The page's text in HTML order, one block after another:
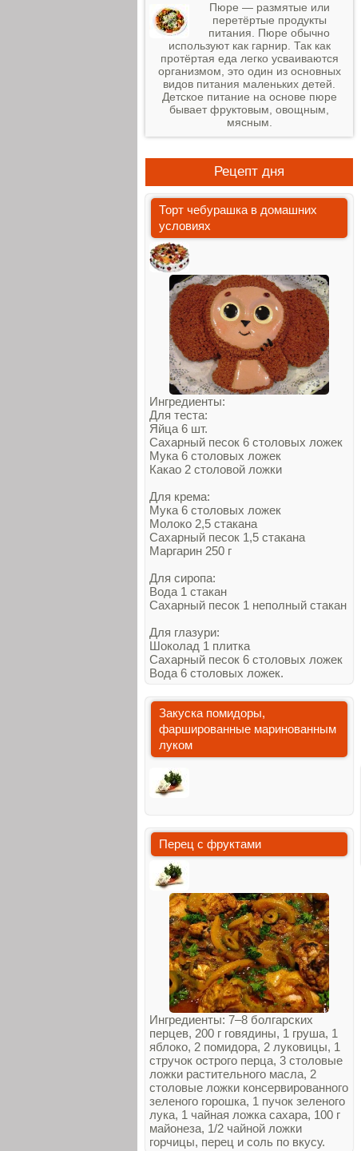
Пюре — размятые или
перетёртые продукты
питания. Пюре обычно
используют как гарнир. Так как
протёртая еда легко усваиваются
организмом, это один из основных
видов питания маленьких детей.
Детское питание на основе пюре
бывает фруктовым, овощным,
мясным.
Рецепт дня
Торт чебурашка в домашних
условиях
Ингредиенты:
Для теста:
Яйца 6 шт.
Сахарный песок 6 столовых ложек
Мука 6 столовых ложек
Какао 2 столовой ложки
Для крема:
Мука 6 столовых ложек
Молоко 2,5 стакана
Сахарный песок 1,5 стакана
Маргарин 250 г
Для сиропа:
Вода 1 стакан
Сахарный песок 1 неполный стакан
Для глазури:
Шоколад 1 плитка
Сахарный песок 6 столовых ложек
Вода 6 столовых ложек.
Закуска помидоры,
фаршированные маринованным
луком
Перец с фруктами
Ингредиенты: 7–8 болгарских
перцев, 200 г говядины, 1 груша, 1
яблоко, 2 помидора, 2 луковицы, 1
стручок острого перца, 3 столовые
ложки растительного масла, 2
столовые ложки консервированного
зеленого горошка, 1 пучок зеленого
лука, 1 чайная ложка сахара, 100 г
майонеза, 1/2 чайной ложки
горчицы, перец и соль по вкусу.